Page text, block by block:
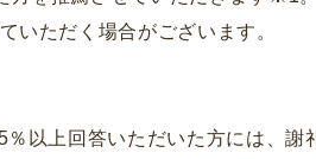
いただく場合がございます。
以上回答いただいた方には、謝